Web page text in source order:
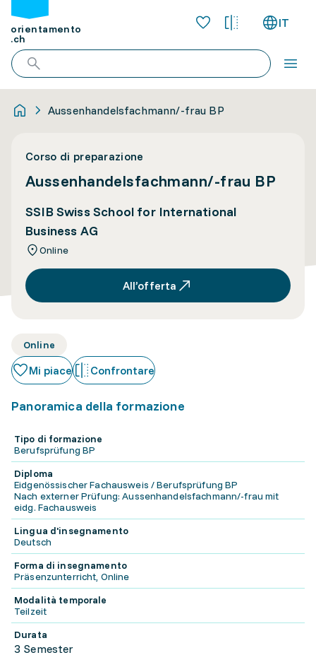
orientamento
.ch
IT
Aussenhandelsfachmann/-frau BP
Corso di preparazione
Aussenhandelsfachmann/-frau BP
SSIB Swiss School for International
Business AG
Online
All’offerta
Online
Mi piace Confrontare
Panoramica della formazione
Tipo di formazione
Berufsprüfung BP
Diploma
Eidgenössischer Fachausweis / Berufsprüfung BP
Nach externer Prüfung: Aussenhandelsfachmann/-frau mit
eidg. Fachausweis
Lingua d'insegnamento
Deutsch
Forma di insegnamento
Präsenzunterricht, Online
Modalità temporale
Teilzeit
Durata
3 Semester